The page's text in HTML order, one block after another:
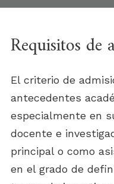
Requisitos de
El criterio de
antecedentes
especialmente en
docente e
principal o como
en el grado de